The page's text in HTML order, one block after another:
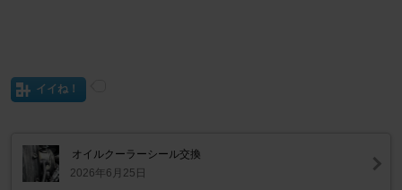
イイね！
オイルクーラーシール交換
2026年6月25日